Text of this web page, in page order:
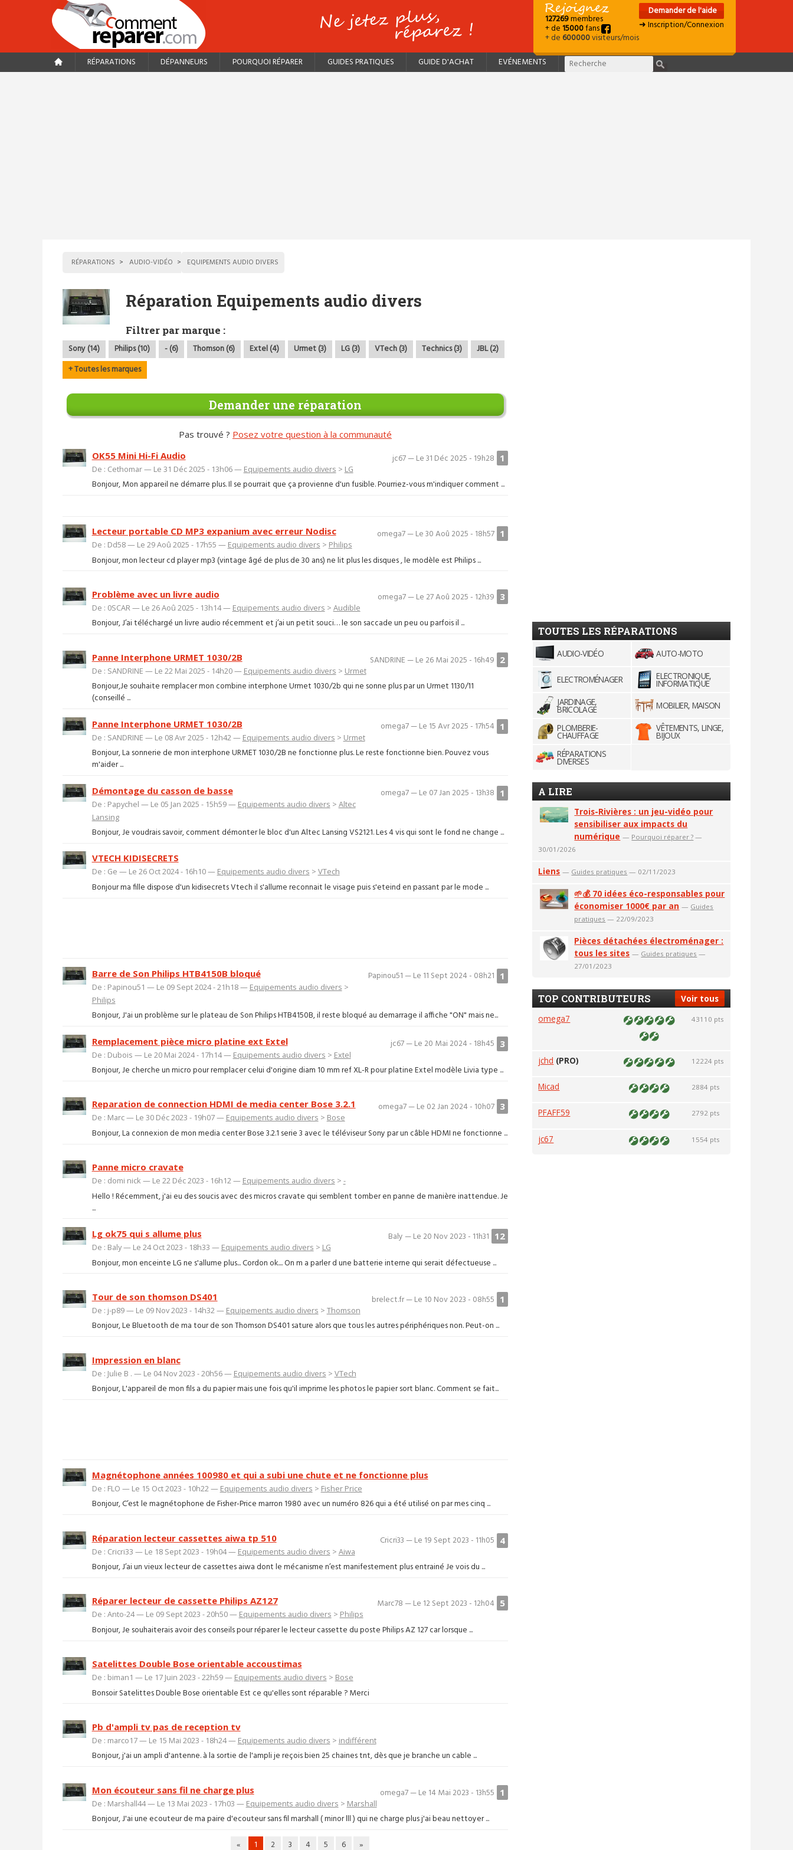
127269membres
+ de15000fans
+ de600000visiteurs/mois
Demander de l'aide
➜ Inscription/Connexion
RÉPARATIONS DÉPANNEURS POURQUOI RÉPARER GUIDES PRATIQUES GUIDE D'ACHAT EVÉNEMENTS
RÉPARATIONS AUDIO-VIDÉO EQUIPEMENTS AUDIO DIVERS
Réparation Equipements audio divers
Filtrer par marque :
Sony (14) Philips (10) - (6) Thomson (6) Extel (4) Urmet (3) LG (3) VTech (3) Technics (3)
JBL (2)
+ Toutes les marques
Demander une réparation
Pas trouvé ? Posez votre question à la communauté
1
jc67 — Le 31 Déc 2025 - 19h28
OK55 Mini Hi-Fi Audio
De : Cethomar — Le 31 Déc 2025 - 13h06 — Equipements audio divers > LG
Bonjour, Mon appareil ne démarre plus. Il se pourrait que ça provienne d'un fusible. Pourriez-vous m'indiquer comment ...
1
omega7 — Le 30 Aoû 2025 - 18h57
Lecteur portable CD MP3 expanium avec erreur Nodisc
De : Dd58 — Le 29 Aoû 2025 - 17h55 — Equipements audio divers > Philips
Bonjour, mon lecteur cd player mp3 (vintage âgé de plus de 30 ans) ne lit plus les disques , le modèle est Philips ...
3
omega7 — Le 27 Aoû 2025 - 12h39
Problème avec un livre audio
De : 0SCAR — Le 26 Aoû 2025 - 13h14 — Equipements audio divers > Audible
Bonjour, J’ai téléchargé un livre audio récemment et j’ai un petit souci… le son saccade un peu ou parfois il ...
2
SANDRINE — Le 26 Mai 2025 - 16h49
Panne Interphone URMET 1030/2B
De : SANDRINE — Le 22 Mai 2025 - 14h20 — Equipements audio divers > Urmet
Bonjour,Je souhaite remplacer mon combine interphone Urmet 1030/2b qui ne sonne plus par un Urmet 1130/11
(conseillé ...
1
omega7 — Le 15 Avr 2025 - 17h54
Panne Interphone URMET 1030/2B
De : SANDRINE — Le 08 Avr 2025 - 12h42 — Equipements audio divers > Urmet
Bonjour, La sonnerie de mon interphone URMET 1030/2B ne fonctionne plus. Le reste fonctionne bien. Pouvez vous
m'aider ...
1
omega7 — Le 07 Jan 2025 - 13h38
Démontage du casson de basse
De : Papychel — Le 05 Jan 2025 - 15h59 — Equipements audio divers > Altec
Lansing
Bonjour, Je voudrais savoir, comment démonter le bloc d'un Altec Lansing VS2121. Les 4 vis qui sont le fond ne change ...
VTECH KIDISECRETS
De : Ge — Le 26 Oct 2024 - 16h10 — Equipements audio divers > VTech
Bonjour ma fille dispose d'un kidisecrets Vtech il s'allume reconnait le visage puis s'eteind en passant par le mode ...
1
Papinou51 — Le 11 Sept 2024 - 08h21
Barre de Son Philips HTB4150B bloqué
De : Papinou51 — Le 09 Sept 2024 - 21h18 — Equipements audio divers >
Philips
Bonjour, J'ai un problème sur le plateau de Son Philips HTB4150B, il reste bloqué au demarrage il affiche "ON" mais ne...
3
jc67 — Le 20 Mai 2024 - 18h45
Remplacement pièce micro platine ext Extel
De : Dubois — Le 20 Mai 2024 - 17h14 — Equipements audio divers > Extel
Bonjour, Je cherche un micro pour remplacer celui d'origine diam 10 mm ref XL-R pour platine Extel modèle Livia type ...
3
omega7 — Le 02 Jan 2024 - 10h07
Reparation de connection HDMI de media center Bose 3.2.1
De : Marc — Le 30 Déc 2023 - 19h07 — Equipements audio divers > Bose
Bonjour, La connexion de mon media center Bose 3.2.1 serie 3 avec le téléviseur Sony par un câble HDMI ne fonctionne ...
Panne micro cravate
De : domi nick — Le 22 Déc 2023 - 16h12 — Equipements audio divers > -
Hello ! Récemment, j'ai eu des soucis avec des micros cravate qui semblent tomber en panne de manière inattendue. Je
...
12
Baly — Le 20 Nov 2023 - 11h31
Lg ok75 qui s allume plus
De : Baly — Le 24 Oct 2023 - 18h33 — Equipements audio divers > LG
Bonjour, mon enceinte LG ne s'allume plus... Cordon ok.... On m a parler d une batterie interne qui serait défectueuse ...
1
brelect.fr — Le 10 Nov 2023 - 08h55
Tour de son thomson DS401
De : j-p89 — Le 09 Nov 2023 - 14h32 — Equipements audio divers > Thomson
Bonjour, Le Bluetooth de ma tour de son Thomson DS401 sature alors que tous les autres périphériques non. Peut-on ...
Impression en blanc
De : Julie B . — Le 04 Nov 2023 - 20h56 — Equipements audio divers > VTech
Bonjour, L'appareil de mon fils a du papier mais une fois qu'il imprime les photos le papier sort blanc. Comment se fait...
Magnétophone années 100980 et qui a subi une chute et ne fonctionne plus
De : FLO — Le 15 Oct 2023 - 10h22 — Equipements audio divers > Fisher Price
Bonjour, C’est le magnétophone de Fisher-Price marron 1980 avec un numéro 826 qui a été utilisé on par mes cinq ...
4
Cricri33 — Le 19 Sept 2023 - 11h05
Réparation lecteur cassettes aiwa tp 510
De : Cricri33 — Le 18 Sept 2023 - 19h04 — Equipements audio divers > Aiwa
Bonjour, J’ai un vieux lecteur de cassettes aiwa dont le mécanisme n’est manifestement plus entrainé Je vois du ...
5
Marc78 — Le 12 Sept 2023 - 12h04
Réparer lecteur de cassette Philips AZ127
De : Anto-24 — Le 09 Sept 2023 - 20h50 — Equipements audio divers > Philips
Bonjour, Je souhaiterais avoir des conseils pour réparer le lecteur cassette du poste Philips AZ 127 car lorsque ...
Satelittes Double Bose orientable accoustimas
De : biman1 — Le 17 Juin 2023 - 22h59 — Equipements audio divers > Bose
Bonsoir Satelittes Double Bose orientable Est ce qu'elles sont réparable ? Merci
Pb d'ampli tv pas de reception tv
De : marco17 — Le 15 Mai 2023 - 18h24 — Equipements audio divers > indifférent
Bonjour, j'ai un ampli d'antenne. à la sortie de l'ampli je reçois bien 25 chaines tnt, dès que je branche un cable ...
1
omega7 — Le 14 Mai 2023 - 13h55
Mon écouteur sans fil ne charge plus
De : Marshall44 — Le 13 Mai 2023 - 17h03 — Equipements audio divers > Marshall
Bonjour, J'ai une ecouteur de ma paire d'ecouteur sans fil marshall ( minor lll ) qui ne charge plus j'ai beau nettoyer ...
« 1 2 3 4 5 6 »
TOUTES LES RÉPARATIONS
AUDIO-VIDÉO AUTO-MOTO
ELECTROMÉNAGER ELECTRONIQUE,
INFORMATIQUE
JARDINAGE,
BRICOLAGE
MOBILIER, MAISON
PLOMBERIE-
CHAUFFAGE
VÊTEMENTS, LINGE,
BIJOUX
RÉPARATIONS
DIVERSES
A LIRE
Trois-Rivières : un jeu-vidéo pour
sensibiliser aux impacts du
numérique — Pourquoi réparer ? —
30/01/2026
Liens — Guides pratiques — 02/11/2023
🌱💰 70 idées éco-responsables pour
économiser 1000€ par an — Guides
pratiques — 22/09/2023
Pièces détachées électroménager :
tous les sites — Guides pratiques —
27/01/2023
Voir tous
TOP CONTRIBUTEURS
omega7 43110 pts
jchd (PRO) 12224 pts
Micad 2884 pts
PFAFF59 2792 pts
jc67 1554 pts